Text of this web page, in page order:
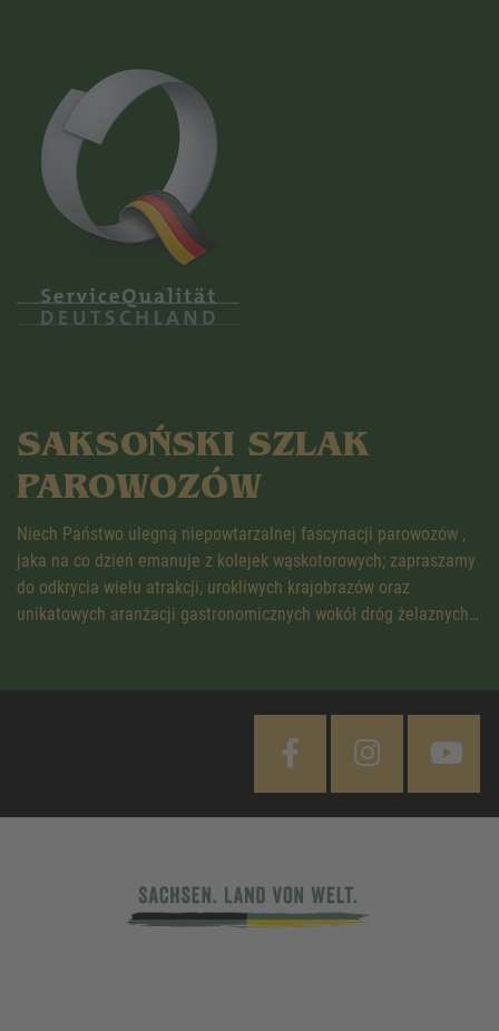
SAKSOŃSKI SZLAK
PAROWOZÓW
Niech Państwo ulegną niepowtarzalnej fascynacji parowozów ,
jaka na co dzień emanuje z kolejek wąskotorowych; zapraszamy
do odkrycia wielu atrakcji, urokliwych krajobrazów oraz
unikatowych aranżacji gastronomicznych wokół dróg żelaznych…